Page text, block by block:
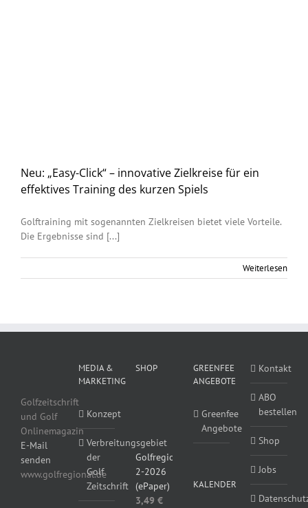
Neu: „Easy-Click“ – innovative Zielkreise für ein
effektives Training des kurzen Spiels
Golftraining mit sogenannten Zielkreisen bietet viele Vorteile.
Die Ergebnisse sind [...]
Weiterlesen
Golfzeitschrift
und Golf
Onlinemagazin
E-Mail
senden
www.golfregional.de
MEDIA &
MARKETING
Konzept
Verbreitungsgebiet
der
Golf
Zeitschrift
SHOP
Golfregional
2-2026
(ePaper)
3,49€
GREENFEE
ANGEBOTE
Greenfee
Angebote
KALENDER
Kontakt
ABO
bestellen
Shop
Jobs